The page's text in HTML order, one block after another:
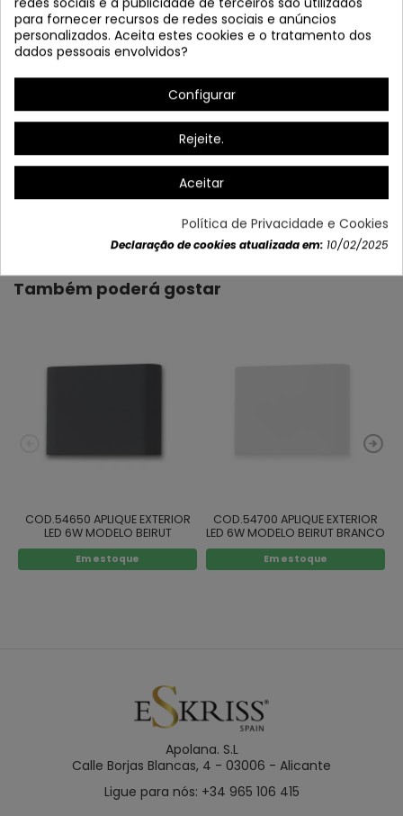
Também poderá gostar
COD.54650 APLIQUE EXTERIOR
LED 6W MODELO BEIRUT
ANTRACITE
Em estoque
COD.54700 APLIQUE EXTERIOR
LED 6W MODELO BEIRUT BRANCO
Em estoque
Apolana. S.L
Calle Borjas Blancas, 4 - 03006 - Alicante
Ligue para nós: +34 965 106 415
para fornecer recursos de redes sociais e anúncios
personalizados. Aceita estes cookies e o tratamento dos
dados pessoais envolvidos?
Configurar
Rejeite.
Aceitar
Política de Privacidade e Cookies
Declaração de cookies atualizada em: 10/02/2025